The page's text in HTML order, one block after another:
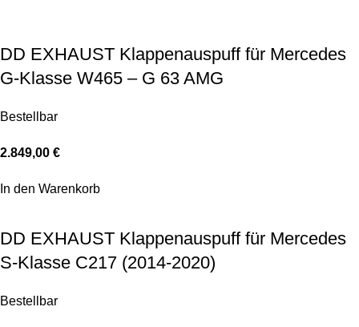
DD EXHAUST Klappenauspuff für Mercedes
G-Klasse W465 – G 63 AMG
Bestellbar
2.849,00 €
In den Warenkorb
DD EXHAUST Klappenauspuff für Mercedes
S-Klasse C217 (2014-2020)
Bestellbar